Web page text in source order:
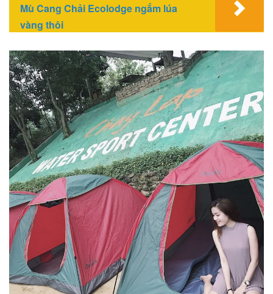
Mù Cang Chải Ecolodge ngắm lúa
vàng thôi